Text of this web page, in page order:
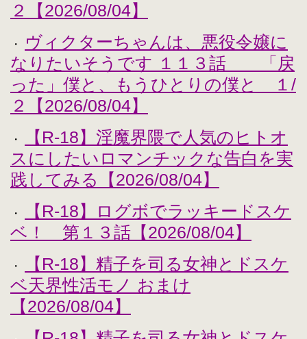
２【2026/08/04】
・
ヴィクターちゃんは、悪役令嬢に
なりたいそうです １１３話 「戻
った」僕と、もうひとりの僕と １/
２【2026/08/04】
・
【R-18】淫魔界隈で人気のヒトオ
スにしたいロマンチックな告白を実
践してみる【2026/08/04】
・
【R-18】ログボでラッキードスケ
ベ！ 第１３話【2026/08/04】
・
【R-18】精子を司る女神とドスケ
ベ天界性活モノ おまけ
【2026/08/04】